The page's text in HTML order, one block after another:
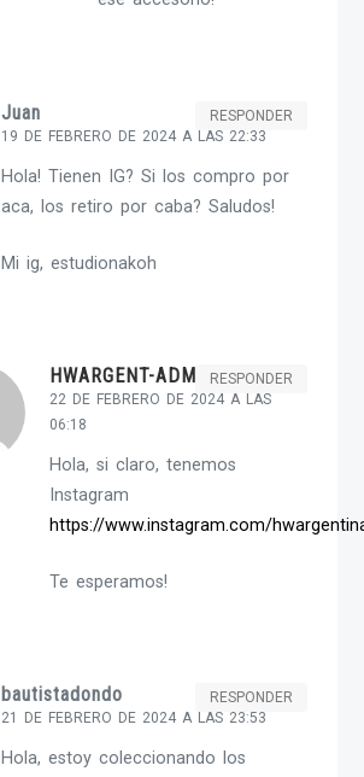
Juan
19 DE FEBRERO DE 2024 A LAS 22:33
RESPONDER
Hola! Tienen IG? Si los compro por
aca, los retiro por caba? Saludos!
Mi ig, estudionakoh
HWARGENT-ADMIN
22 DE FEBRERO DE 2024 A LAS
06:18
RESPONDER
Hola, si claro, tenemos
Instagram
https://www.instagram.com/
Te esperamos!
bautistadondo
21 DE FEBRERO DE 2024 A LAS 23:53
RESPONDER
Hola, estoy coleccionando los